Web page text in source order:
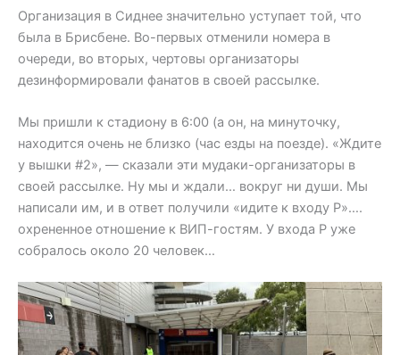
Организация в Сиднее значительно уступает той, что
была в Брисбене. Во-первых отменили номера в
очереди, во вторых, чертовы организаторы
дезинформировали фанатов в своей рассылке.
Мы пришли к стадиону в 6:00 (а он, на минуточку,
находится очень не близко (час езды на поезде). «Ждите
у вышки #2», — сказали эти мудаки-организаторы в
своей рассылке. Ну мы и ждали… вокруг ни души. Мы
написали им, и в ответ получили «идите к входу P»….
охрененное отношение к ВИП-гостям. У входа P уже
собралось около 20 человек…